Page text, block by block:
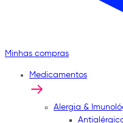
Minhas compras
Medicamentos
Alergia &